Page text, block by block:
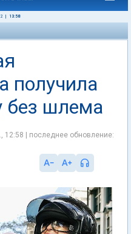
13:58
получила
без шлема
12:58 | последнее обновление: